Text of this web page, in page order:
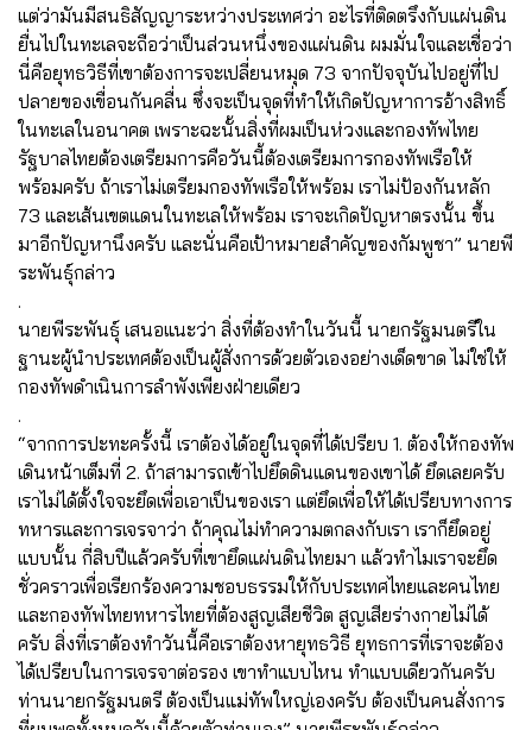
แต่ว่ามันมีสนธิสัญญาระหว่างประเทศว่า อะไรที่ติดตรึงกับแผ่นดิน
ยื่นไปในทะเลจะถือว่าเป็นส่วนหนึ่งของแผ่นดิน ผมมั่นใจและเชื่อว่า
นี่คือยุทธวิธีที่เขาต้องการจะเปลี่ยนหมุด 73 จากปัจจุบันไปอยู่ที่ไป
ปลายของเขื่อนกันคลื่น ซึ่งจะเป็นจุดที่ทำให้เกิดปัญหาการอ้างสิทธิ์
ในทะเลในอนาคต เพราะฉะนั้นสิ่งที่ผมเป็นห่วงและกองทัพไทย
รัฐบาลไทยต้องเตรียมการคือวันนี้ต้องเตรียมการกองทัพเรือให้
พร้อมครับ ถ้าเราไม่เตรียมกองทัพเรือให้พร้อม เราไม่ป้องกันหลัก
73 และเส้นเขตแดนในทะเลให้พร้อม เราจะเกิดปัญหาตรงนั้น ขึ้น
มาอีกปัญหานึงครับ และนั่นคือเป้าหมายสำคัญของกัมพูชา” นายพี
ระพันธุ์กล่าว
.
นายพีระพันธุ์ เสนอแนะว่า สิ่งที่ต้องทำในวันนี้ นายกรัฐมนตรีใน
ฐานะผู้นำประเทศต้องเป็นผู้สั่งการด้วยตัวเองอย่างเด็ดขาด ไม่ใช่ให้
กองทัพดำเนินการลำพังเพียงฝ่ายเดียว
.
“จากการปะทะครั้งนี้ เราต้องได้อยู่ในจุดที่ได้เปรียบ 1. ต้องให้กองทัพ
เดินหน้าเต็มที่ 2. ถ้าสามารถเข้าไปยึดดินแดนของเขาได้ ยึดเลยครับ
เราไม่ได้ตั้งใจจะยึดเพื่อเอาเป็นของเรา แต่ยึดเพื่อให้ได้เปรียบทางการ
ทหารและการเจรจาว่า ถ้าคุณไม่ทำความตกลงกับเรา เราก็ยึดอยู่
แบบนั้น กี่สิบปีแล้วครับที่เขายึดแผ่นดินไทยมา แล้วทำไมเราจะยึด
ชั่วคราวเพื่อเรียกร้องความชอบธรรมให้กับประเทศไทยและคนไทย
และกองทัพไทยทหารไทยที่ต้องสูญเสียชีวิต สูญเสียร่างกายไม่ได้
ครับ สิ่งที่เราต้องทำวันนี้คือเราต้องหายุทธวิธี ยุทธการที่เราจะต้อง
ได้เปรียบในการเจรจาต่อรอง เขาทำแบบไหน ทำแบบเดียวกันครับ
ท่านนายกรัฐมนตรี ต้องเป็นแม่ทัพใหญ่เองครับ ต้องเป็นคนสั่งการ